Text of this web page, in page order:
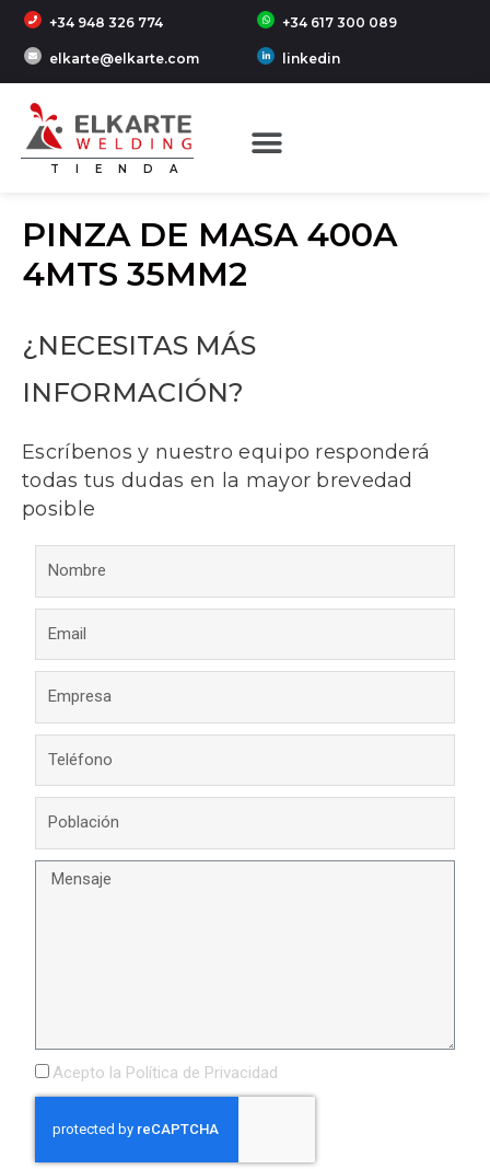
+34 948 326 774 +34 617 300 089
elkarte@elkarte.com linkedin
TIENDA
PINZA DE MASA 400A
4MTS 35MM2
¿NECESITAS MÁS
INFORMACIÓN?
Escríbenos y nuestro equipo responderá
todas tus dudas en la mayor brevedad
posible
Acepto la Política de Privacidad